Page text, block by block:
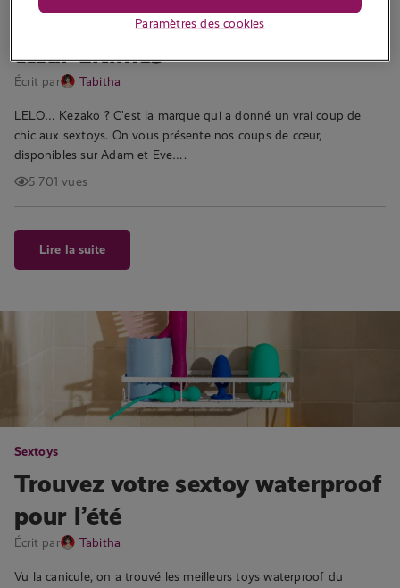
Les jouets LELO : nos coups de
cœur ultimes
Écrit par Tabitha
LELO… Kezako ? C’est la marque qui a donné un vrai coup de
chic aux sextoys. On vous présente nos coups de cœur,
disponibles sur Adam et Eve….
5 701 vues
Lire la suite
Sextoys
Trouvez votre sextoy waterproof
pour l’été
Écrit par Tabitha
Vu la canicule, on a trouvé les meilleurs toys waterproof du
Paramètres des cookies